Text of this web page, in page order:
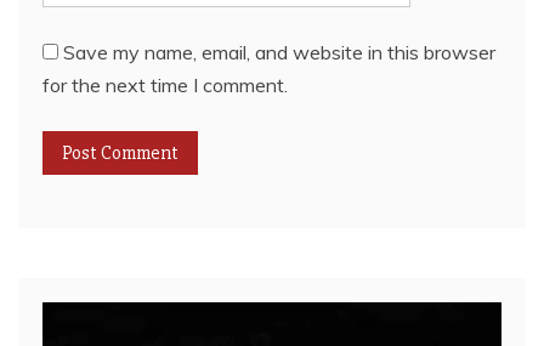
Save my name, email, and website in this browser
for the next time I comment.